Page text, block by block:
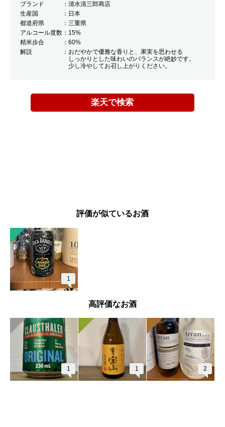
ブランド
清水清三郎商店
生産国
日本
都道府県
三重県
アルコール度数
15%
精米歩合
60%
解説
おだやかで優雅な香りと、果実を思わせる
しっかりとした味わいのバランスが絶妙です。
少し冷やしてお召し上がりください。
楽天で検索
評価が似ているお酒
1
高評価なお酒
1 1 2